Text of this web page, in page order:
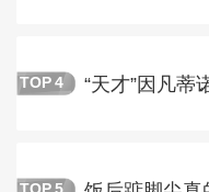
TOP 4 “天才”因凡蒂